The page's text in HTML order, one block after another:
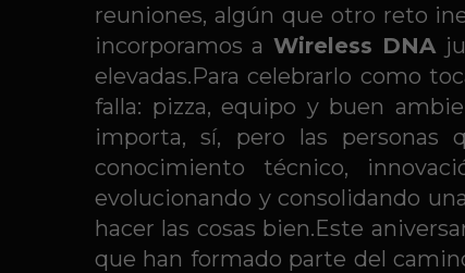
reuniones, algún que otro reto
incorporamos a Wireless DNA
elevadas.Para celebrarlo como
falla: pizza, equipo y buen
importa, sí, pero las personas
conocimiento técnico,
evolucionando y consolidando
hacer las cosas bien.Este
que han formado parte del